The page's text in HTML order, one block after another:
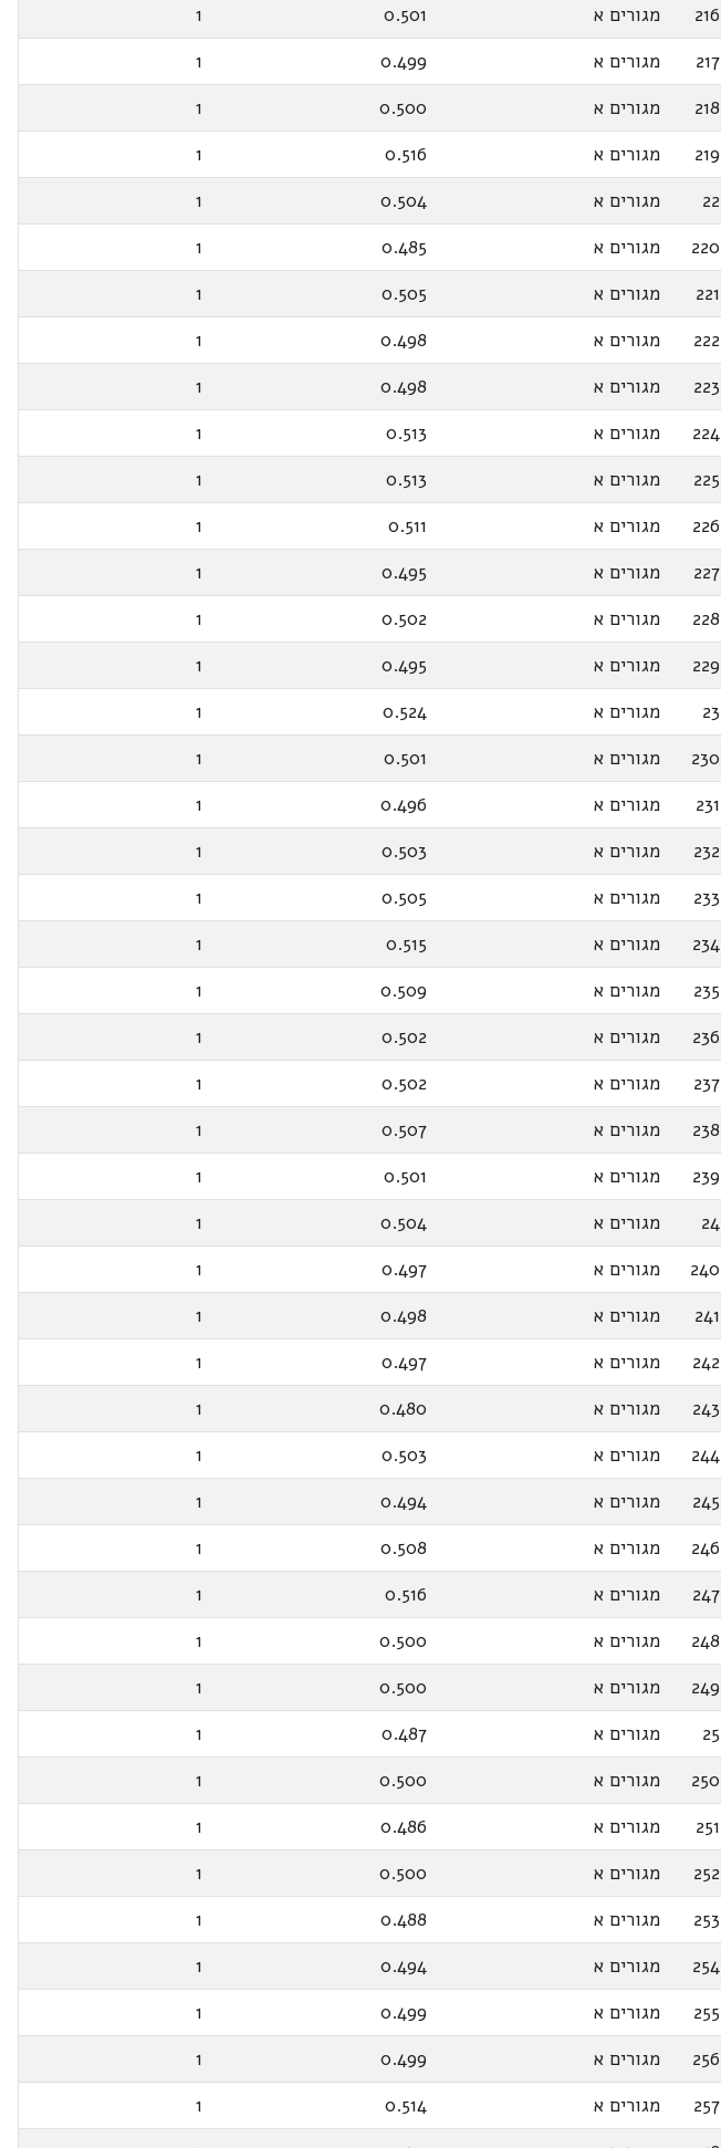
216
מגורים א 0.501
1
217
מגורים א 0.499
1
218
מגורים א 0.500
1
219
מגורים א 0.516
1
22
מגורים א 0.504
1
220
מגורים א 0.485
1
221
מגורים א 0.505
1
222
מגורים א 0.498
1
223
מגורים א 0.498
1
224
מגורים א 0.513
1
225
מגורים א 0.513
1
226
מגורים א 0.511
1
227
מגורים א 0.495
1
228
מגורים א 0.502
1
229
מגורים א 0.495
1
23
מגורים א 0.524
1
230
מגורים א 0.501
1
231
מגורים א 0.496
1
232
מגורים א 0.503
1
233
מגורים א 0.505
1
234
מגורים א 0.515
1
235
מגורים א 0.509
1
236
מגורים א 0.502
1
237
מגורים א 0.502
1
238
מגורים א 0.507
1
239
מגורים א 0.501
1
24
מגורים א 0.504
1
240
מגורים א 0.497
1
241
מגורים א 0.498
1
242
מגורים א 0.497
1
243
מגורים א 0.480
1
244
מגורים א 0.503
1
245
מגורים א 0.494
1
246
מגורים א 0.508
1
247
מגורים א 0.516
1
248
מגורים א 0.500
1
249
מגורים א 0.500
1
25
מגורים א 0.487
1
250
מגורים א 0.500
1
251
מגורים א 0.486
1
252
מגורים א 0.500
1
253
מגורים א 0.488
1
254
מגורים א 0.494
1
255
מגורים א 0.499
1
256
מגורים א 0.499
1
257
מגורים א 0.514
1